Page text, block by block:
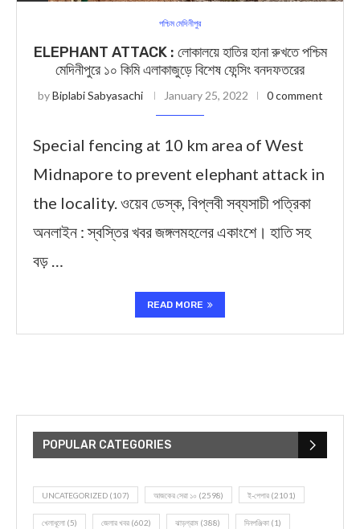
পশ্চিম মেদিনীপুর
ELEPHANT ATTACK : লোকালয়ে হাতির হানা রুখতে পশ্চিম
মেদিনীপুরে ১০ কিমি এলাকাজুড়ে বিশেষ ফেন্সিং বনদফতরের
byBiplabi Sabyasachi January 25, 2022 0 comment
Special fencing at 10 km area of West
Midnapore to prevent elephant attack in
the locality. ওয়েব ডেস্ক, বিপ্লবী সব্যসাচী পত্রিকা
অনলাইন : স্বস্তির খবর জঙ্গলমহলের একাংশে। হাতি সহ
বড় …
READ MORE
POPULAR CATEGORIES
UNCATEGORIZED (107) আজকের সেরা ১০ (2598) ই-পেপার (2101)
খেলাধূলো (5) জেলার খবর (602) ঝাড়গ্রাম (388) দিনপঞ্জিকা (1)